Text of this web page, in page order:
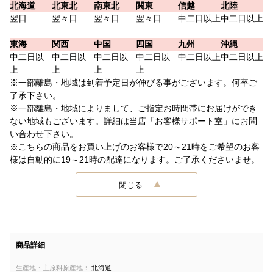
北海道
北東北 南東北 関東 信越
北陸
翌日
翌々日 翌々日 翌々日 中二日以上中二日以上
東海 関西 中国 四国 九州
沖縄
中二日以
上
中二日以
上
中二日以
上
中二日以
上
中二日以上中二日以上
※一部離島・地域は到着予定日が伸びる事がございます。何卒ご
了承下さい。
※一部離島・地域によりまして、ご指定お時間帯にお届けができ
ない地域もございます。詳細は当店「お客様サポート室」にお問
い合わせ下さい。
※こちらの商品をお買い上げのお客様で20～21時をご希望のお客
様は自動的に19～21時の配達になります。ご了承くださいませ。
閉じる
商品詳細
生産地・主原料原産地： 北海道